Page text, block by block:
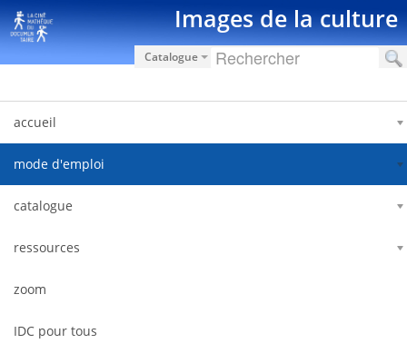
Hyppää sisältöön Images de la culture
Catalogue
accueil
mode d'emploi
catalogue
ressources
zoom
IDC pour tous